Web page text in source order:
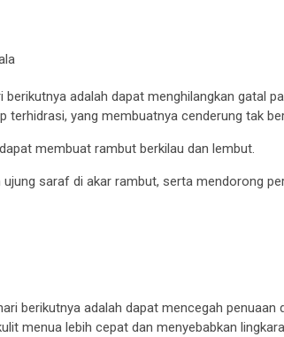
adalah dapat menghilangkan gatal
terhidrasi, yang membuatnya cenderung tak
membuat rambut berkilau dan lembut.
ujung saraf di akar rambut, serta mendorong
berikutnya adalah dapat mencegah penuaan
menua lebih cepat dan menyebabkan